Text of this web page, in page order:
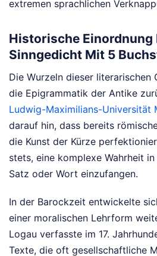
extremen sprachlichen
Historische Einordnung
Sinngedicht Mit 5
Die Wurzeln dieser literarischen
die Epigrammatik der Antike
Ludwig-Maximilians-Universität
darauf hin, dass bereits
die Kunst der Kürze
stets, eine komplexe Wahrheit
Satz oder Wort einzufangen.
In der Barockzeit entwickelte
einer moralischen Lehrform
Logau verfasste im 17.
Texte, die oft gesellschaftliche